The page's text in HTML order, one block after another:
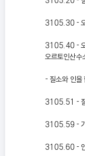
3105.30 - 오
3105.40 - 오
오르토인산
- 질소와 인을
3105.51 - 질
3105.59 -
3105.60 - 인